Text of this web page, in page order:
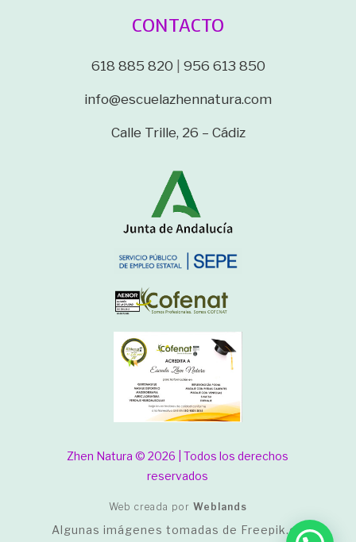
CONTACTO
618 885 820 956 613 850
info@escuelazhennatura.com
Calle Trille, 26 – Cádiz
Zhen Natura © 2026 | Todos los derechos
reservados
Web creada por Weblands
Algunas imágenes tomadas de Freepik.es